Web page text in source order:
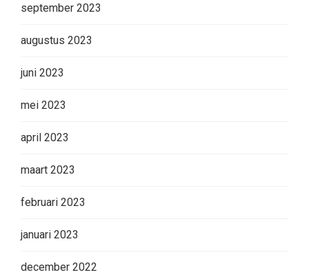
september 2023
augustus 2023
juni 2023
mei 2023
april 2023
maart 2023
februari 2023
januari 2023
december 2022